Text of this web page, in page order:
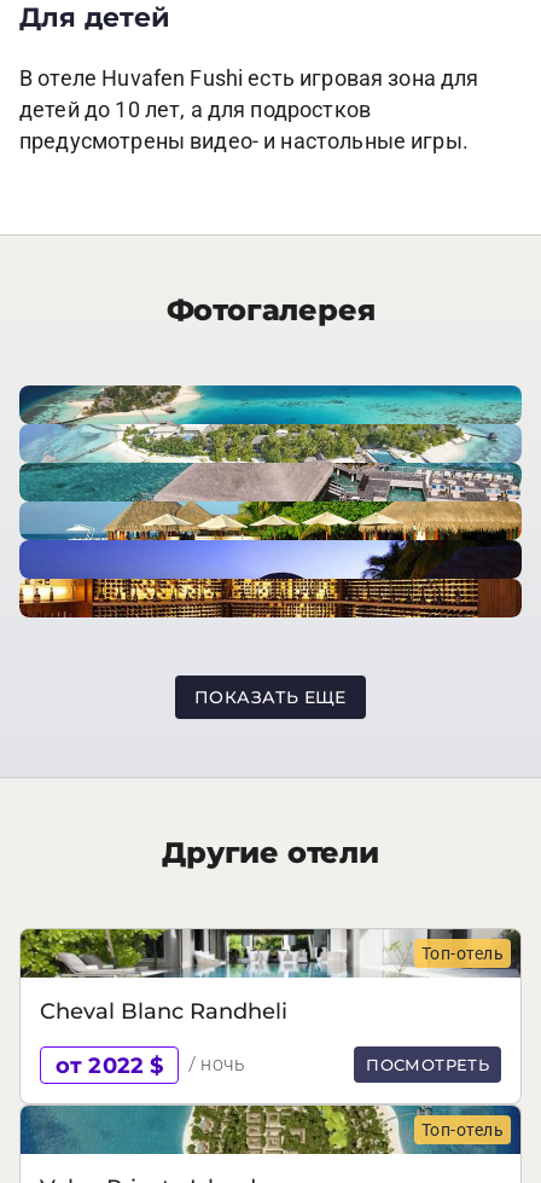
Для детей
В отеле Huvafen Fushi есть игровая зона для
детей до 10 лет, а для подростков
предусмотрены видео- и настольные игры.
Фотогалерея
ПОКАЗАТЬ ЕЩЕ
Другие отели
Топ-отель
Cheval Blanc Randheli
от 2022 $ / ночь ПОСМОТРЕТЬ
Топ-отель